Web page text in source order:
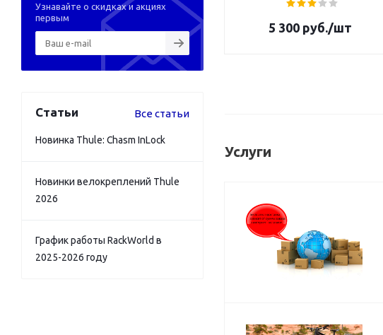
5 300 руб./шт
Услуги
Узнавайте о скидках и акциях
первым
Статьи Все статьи
Новинка Thule: Chasm InLock
Новинки велокреплений Thule
2026
График работы RackWorld в
2025-2026 году